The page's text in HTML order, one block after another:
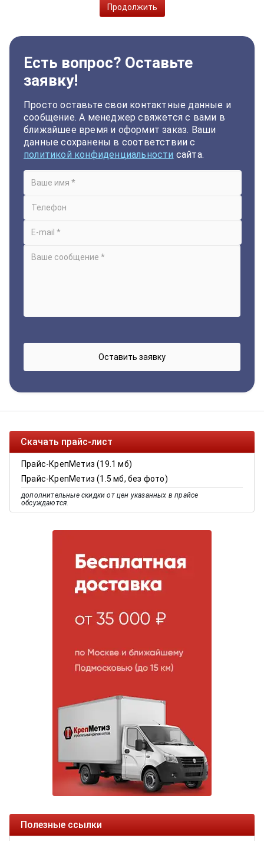
Продолжить
Есть вопрос? Оставьте
заявку!
Просто оставьте свои контактные данные и
сообщение. А менеджер свяжется с вами в
ближайшее время и оформит заказ. Ваши
данные сохранены в соответствии с
политикой конфиденциальности сайта.
Скачать прайс-лист
Прайс-КрепМетиз (19.1 мб)
Прайс-КрепМетиз (1.5 мб, без фото)
дополнительные скидки от цен указанных в прайсе
обсуждаются.
Полезные ссылки